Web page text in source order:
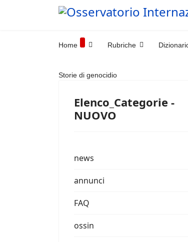
Home Rubriche
Storie di genocidio
Elenco_Categorie -
NUOVO
news
annunci
FAQ
ossin